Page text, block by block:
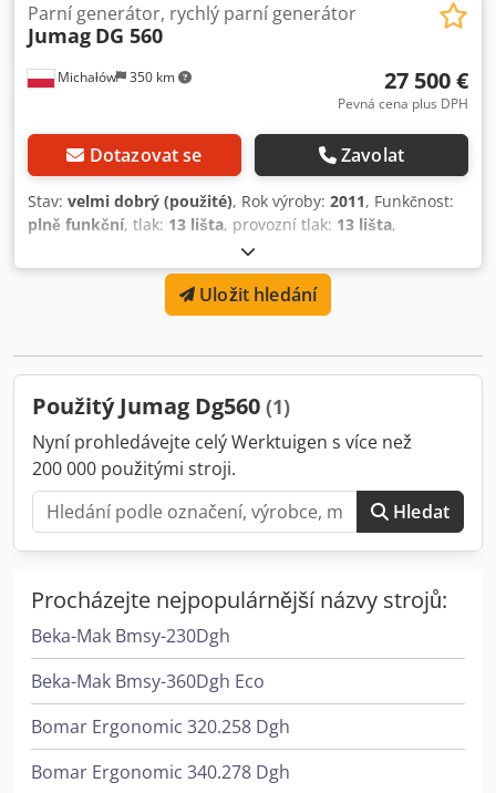
Michałów 350 km
Parní generátor, rychlý parní generátor
Jumag DG 560
27 500 €
Pevná cena plus DPH
Dotazovat se Zavolat
Stav: velmi dobrý (použité), Rok výroby: 2011, Funkčnost:
plně funkční, tlak: 13 lišta, provozní tlak: 13 lišta,
1 450 kg
generátor Jumag s olejovým hořákem. Na přání možno
dodat s plynovým hořákem. Zařízení je ve velmi dobrém
stavu. Typ DG 560. Rok výroby: 2011. Výkon páry: 560 kg/h.
Možnost prohlídky na místě. V případě dotazů nás
Uložit hledání
Použitý Jumag Dg560 (1)
Nyní prohledávejte celý Werktuigen s více než
200 000 použitými stroji.
Hledat
Procházejte nejpopulárnější názvy strojů:
Beka-Mak Bmsy-230Dgh
Beka-Mak Bmsy-360Dgh Eco
Bomar Ergonomic 320.258 Dgh
Bomar Ergonomic 340.278 Dgh